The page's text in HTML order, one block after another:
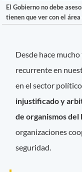
El Gobierno no debe
tienen que ver con el
Desde hace
recurrente en
en el sector
injustificado y
de organismos del
organizaciones
seguridad.